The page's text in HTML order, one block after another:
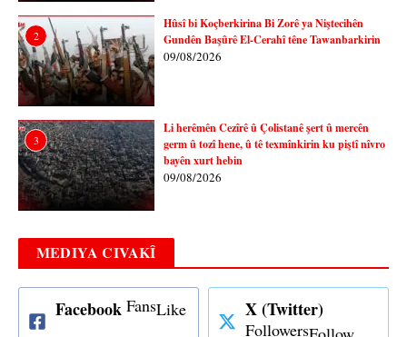
2
Hûsî bi Koçberkirina Bi Zorê ya Niştecihên
Gundên Başûrê El-Cerahî têne Tawanbarkirin
09/08/2026
3
Li herêmên Cezîrê û Çolistanê şert û mercên
germ û tozî hene, û tê texmînkirin ku piştî nîvro
bayên xurt hebin
09/08/2026
MEDIYA CIVAKÎ
Facebook FansLike X (Twitter)
Followers